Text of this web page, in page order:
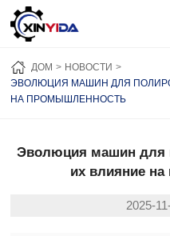
ДОМ
ПРОДУКЦИЯ
ВИДЕО
СЛУЧАИ
НОВОСТИ
О НАС
СВЯЗАТЬСЯ С НАМИ
ДОМ
НОВОСТИ
ЭВОЛЮЦИЯ МАШИН ДЛЯ
НА ПРОМЫШЛЕННОСТЬ
Эволюция машин для
их влияние
2025-